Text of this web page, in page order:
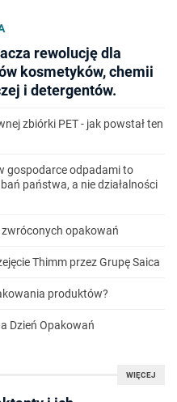
rewolucję dla
kosmetyków, chemii
i detergentów.
zbiórki PET - jak powstał ten
gospodarce odpadami to
państwa, a nie działalności
opakowań
Thimm przez Grupę Saica
produktów?
Dzień Opakowań
WIĘCEJ